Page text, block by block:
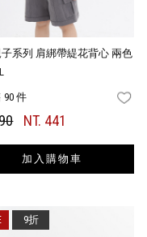
系列 肩綁帶緹花背心 兩色
90 件
NT. 441
加入購物車
9折